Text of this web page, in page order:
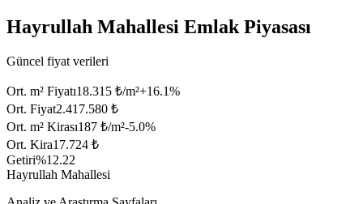
Hayrullah Mahallesi Emlak Piyasası
Güncel fiyat verileri
Ort. m² Fiyatı18.315 ₺/m²+16.1%
Ort. Fiyat2.417.580 ₺
Ort. m² Kirası187 ₺/m²-5.0%
Ort. Kira17.724 ₺
Getiri%12.22
Hayrullah Mahallesi